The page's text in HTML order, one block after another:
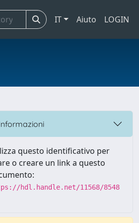
IT Aiuto LOGIN
questo identificativo per
o creare un link a questo
hdl.handle.net/11568/8548